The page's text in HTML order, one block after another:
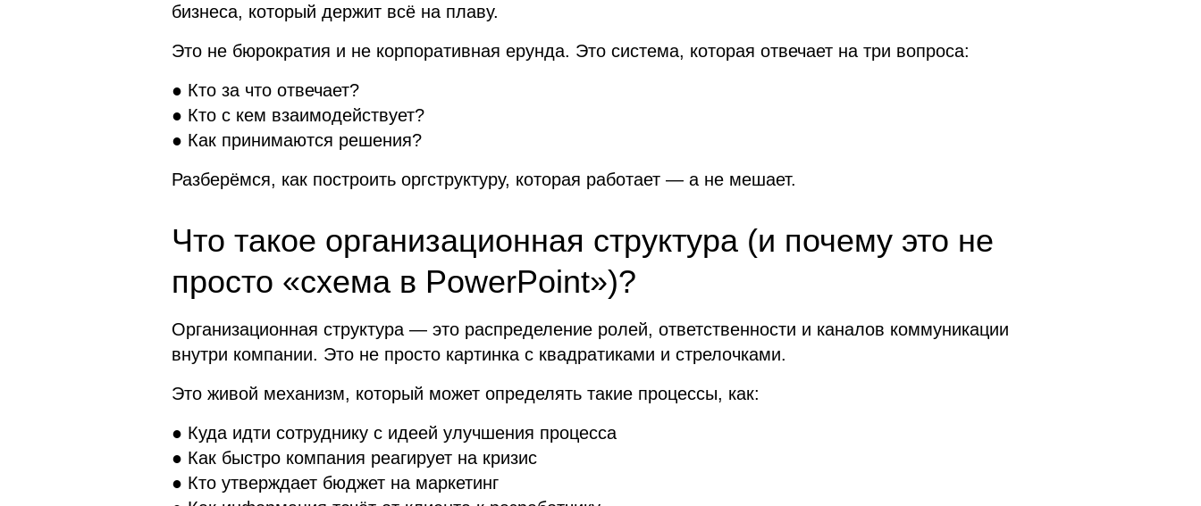
бизнеса, который держит всё на плаву.
Это не бюрократия и не корпоративная ерунда. Это система, которая отвечает на три вопроса:
● Кто за что отвечает?
● Кто с кем взаимодействует?
● Как принимаются решения?
Разберёмся, как построить оргструктуру, которая работает — а не мешает.
Что такое организационная структура (и почему это не
просто «схема в PowerPoint»)?
Организационная структура — это распределение ролей, ответственности и каналов коммуникации
внутри компании. Это не просто картинка с квадратиками и стрелочками.
Это живой механизм, который может определять такие процессы, как:
● Куда идти сотруднику с идеей улучшения процесса
● Как быстро компания реагирует на кризис
● Кто утверждает бюджет на маркетинг